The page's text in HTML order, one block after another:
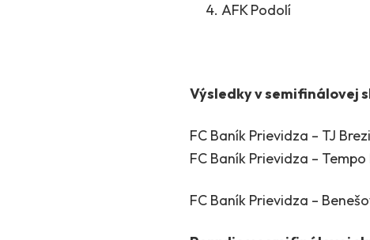
AFK Podolí
Výsledky v semifinálovej
FC Baník Prievidza – TJ
FC Baník Prievidza –
FC Baník Prievidza –